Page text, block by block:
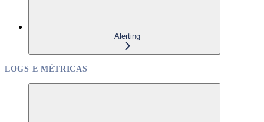
Alerting
LOGS E MÉTRICAS